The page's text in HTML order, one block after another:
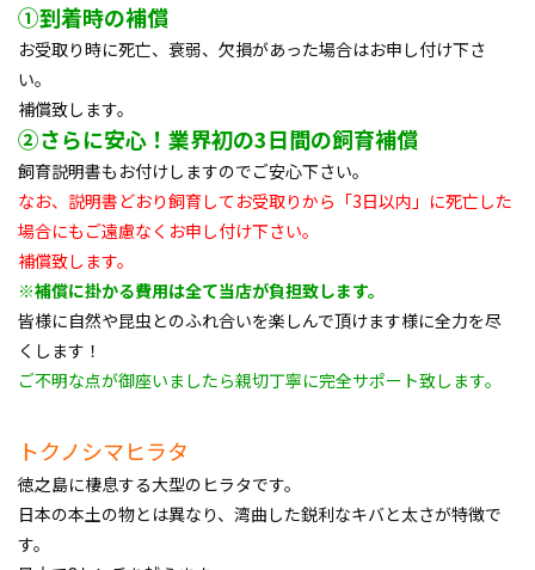
①到着時の補償
お受取り時に死亡、衰弱、欠損があった場合はお申し付け下さ
い。
補償致します。
②さらに安心！業界初の3日間の飼育補償
飼育説明書もお付けしますのでご安心下さい。
なお、説明書どおり飼育してお受取りから「3日以内」に死亡した
場合にもご遠慮なくお申し付け下さい。
補償致します。
※補償に掛かる費用は全て当店が負担致します。
皆様に自然や昆虫とのふれ合いを楽しんで頂けます様に全力を尽
くします！
ご不明な点が御座いましたら親切丁寧に完全サポート致します。
トクノシマヒラタ
徳之島に棲息する大型のヒラタです。
日本の本土の物とは異なり、湾曲した鋭利なキバと太さが特徴で
す。